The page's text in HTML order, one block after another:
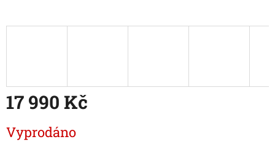
17 990 Kč
cena:
Vyprodáno